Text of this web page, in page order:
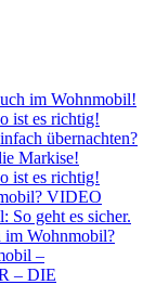
im Wohnmobil!
ist es richtig!
übernachten?
Markise!
ist es richtig!
VIDEO
So geht es sicher.
im Wohnmobil?
–
– DIE